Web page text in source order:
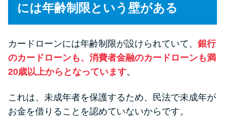
今月の家賃払えない…2ヵ月目に
家賃払えないが強制退去は避け
たい…市役所に相談より賢い方
法2選
には年齢制限という壁がある
カードローンには年齢制限が設けられていて、 銀行
のカードローンも、消費者金融のカードローンも満
20歳以上からとなっています。
これは、未成年者を保護するため、民法で未成年が
お金を借りることを認めていないからです。